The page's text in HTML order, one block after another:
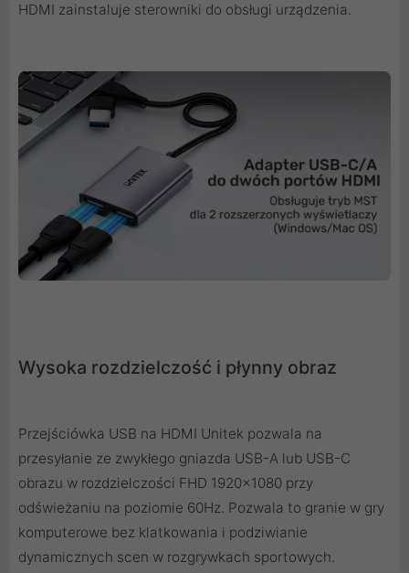
HDMI zainstaluje sterowniki do obsługi urządzenia.
Wysoka rozdzielczość i płynny obraz
Przejściówka USB na HDMI Unitek pozwala na
przesyłanie ze zwykłego gniazda USB-A lub USB-C
obrazu w rozdzielczości FHD 1920x1080 przy
odświeżaniu na poziomie 60Hz. Pozwala to granie w gry
komputerowe bez klatkowania i podziwianie
dynamicznych scen w rozgrywkach sportowych.